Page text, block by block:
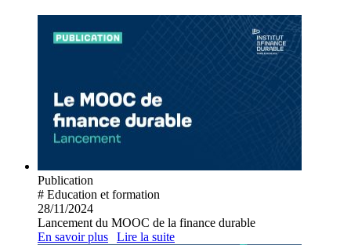
Publication
# Education et formation
28/11/2024
Lancement du MOOC de la finance durable
En savoir plus
Lire la suite